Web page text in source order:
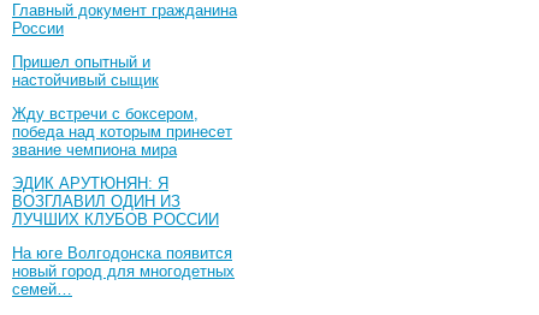
Главный документ гражданина
России
Пришел опытный и
настойчивый сыщик
Жду встречи с боксером,
победа над которым принесет
звание чемпиона мира
ЭДИК АРУТЮНЯН: Я
ВОЗГЛАВИЛ ОДИН ИЗ
ЛУЧШИХ КЛУБОВ РОССИИ
На юге Волгодонска появится
новый город для многодетных
семей…